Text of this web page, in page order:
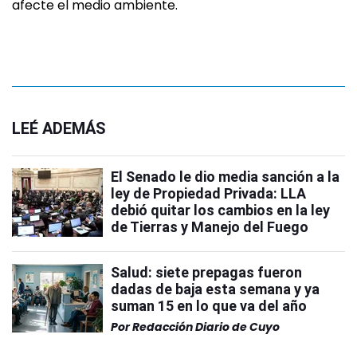
afecte el medio ambiente.
LEÉ ADEMÁS
El Senado le dio media sanción a la
ley de Propiedad Privada: LLA
debió quitar los cambios en la ley
de Tierras y Manejo del Fuego
Salud: siete prepagas fueron
dadas de baja esta semana y ya
suman 15 en lo que va del año
PorRedacción Diario de Cuyo